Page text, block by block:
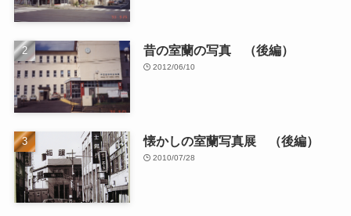
昔の室蘭の写真 （後編）
2012/06/10
懐かしの室蘭写真展 （後編）
2010/07/28